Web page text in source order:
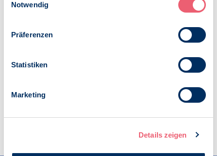
Notwendig
Präferenzen
Statistiken
Marketing
Details zeigen
Veröffentlicht am:
Kategorien:
Zur Übersicht